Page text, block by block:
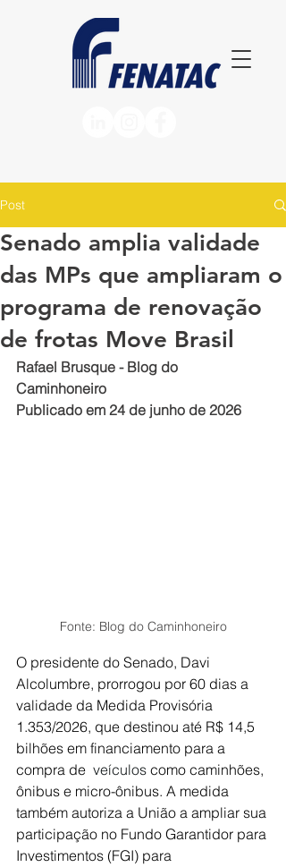
Post
Senado amplia validade
das MPs que ampliaram o
programa de renovação
de frotas Move Brasil
Rafael Brusque - Blog do
Caminhoneiro
Publicado em 24 de junho de 2026
Fonte: Blog do Caminhoneiro
O presidente do Senado, Davi
Alcolumbre, prorrogou por 60 dias a
validade da Medida Provisória
1.353/2026, que destinou até R$ 14,5
bilhões em financiamento para a
compra de veículos como caminhões,
ônibus e micro-ônibus. A medida
também autoriza a União a ampliar sua
participação no Fundo Garantidor para
Investimentos (FGI) para